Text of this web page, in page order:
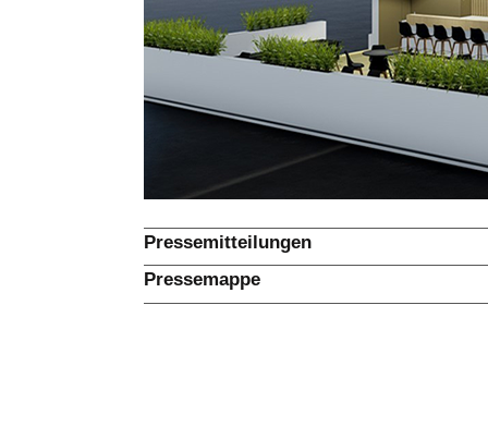
Pressemitteilungen
Pressemappe